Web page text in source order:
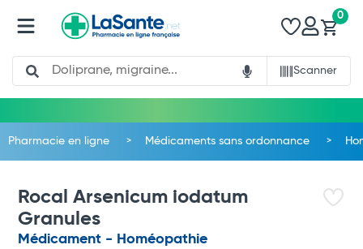
Search
Scanner
0
Pharmacie en ligne Médicaments sans ordonnance
Rocal Arsenicum iodatum
Granules
Médicament - Homéopathie